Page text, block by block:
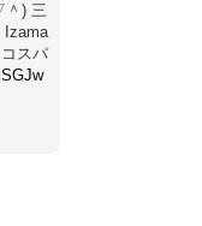
＾) 三
Izama
スパ